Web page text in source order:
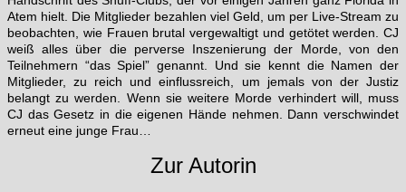
Atem hielt. Die Mitglieder bezahlen viel Geld, um per Live-Stream zu
beobachten, wie Frauen brutal vergewaltigt und getötet werden. CJ
weiß alles über die perverse Inszenierung der Morde, von den
Teilnehmern “das Spiel” genannt. Und sie kennt die Namen der
Mitglieder, zu reich und einflussreich, um jemals von der Justiz
belangt zu werden. Wenn sie weitere Morde verhindert will, muss
CJ das Gesetz in die eigenen Hände nehmen. Dann verschwindet
erneut eine junge Frau…
Zur Autorin